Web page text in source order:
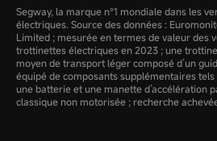
Segway, la marque n°1 mondiale dans les
électriques. Source des données :
Limited ; mesurée en termes de valeur des
trottinettes électriques en 2023 ; une
moyen de transport léger composé d’un
équipé de composants supplémentaires tels
une batterie et une manette d’accélération
classique non motorisée ; recherche